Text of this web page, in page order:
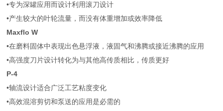
•专为深罐应用而设计利用滚刀设计
•产生较大的叶轮流量，而没有体重增加或效率降低
Maxflo W
•在磨料固体中表现出色悬浮液，液固气和沸腾或接近沸腾的应用
•高强度刀片设计转化为与其他高传质相比，传质更好
P-4
•轴流设计适合广泛工艺粘度变化
•高效混溶剪切和泵送的应用是必需的